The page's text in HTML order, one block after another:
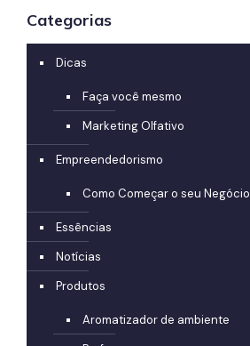
Categorias
Dicas
Faça você mesmo
Marketing Olfativo
Empreendedorismo
Como Começar o seu Negócio
Essências
Notícias
Produtos
Aromatizador de ambiente